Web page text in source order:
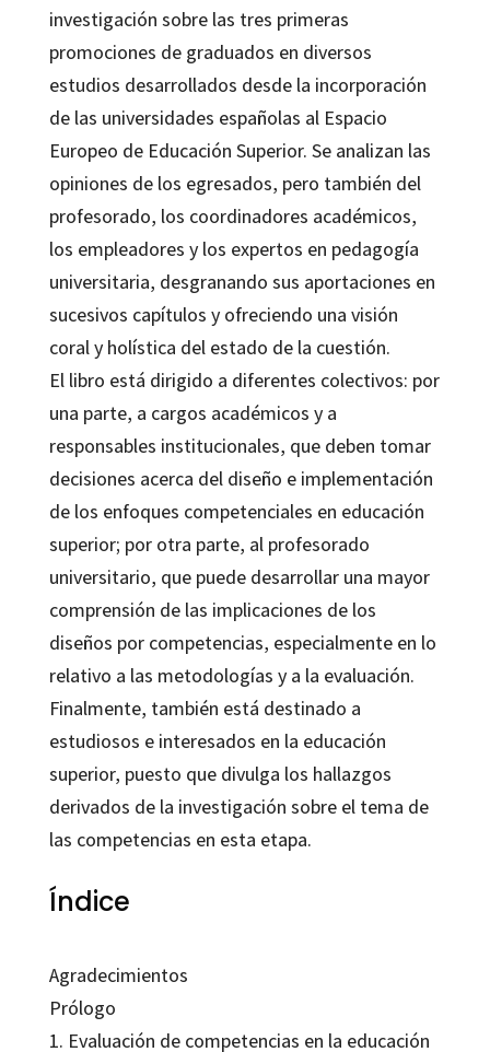
cantidad
investigación sobre las tres primeras
promociones de graduados en diversos
estudios desarrollados desde la incorporación
de las universidades españolas al Espacio
Europeo de Educación Superior. Se analizan las
opiniones de los egresados, pero también del
profesorado, los coordinadores académicos,
los empleadores y los expertos en pedagogía
universitaria, desgranando sus aportaciones en
sucesivos capítulos y ofreciendo una visión
coral y holística del estado de la cuestión.
El libro está dirigido a diferentes colectivos: por
una parte, a cargos académicos y a
responsables institucionales, que deben tomar
decisiones acerca del diseño e implementación
de los enfoques competenciales en educación
superior; por otra parte, al profesorado
universitario, que puede desarrollar una mayor
comprensión de las implicaciones de los
diseños por competencias, especialmente en lo
relativo a las metodologías y a la evaluación.
Finalmente, también está destinado a
estudiosos e interesados en la educación
superior, puesto que divulga los hallazgos
derivados de la investigación sobre el tema de
las competencias en esta etapa.
Índice
Agradecimientos
Prólogo
1. Evaluación de competencias en la educación